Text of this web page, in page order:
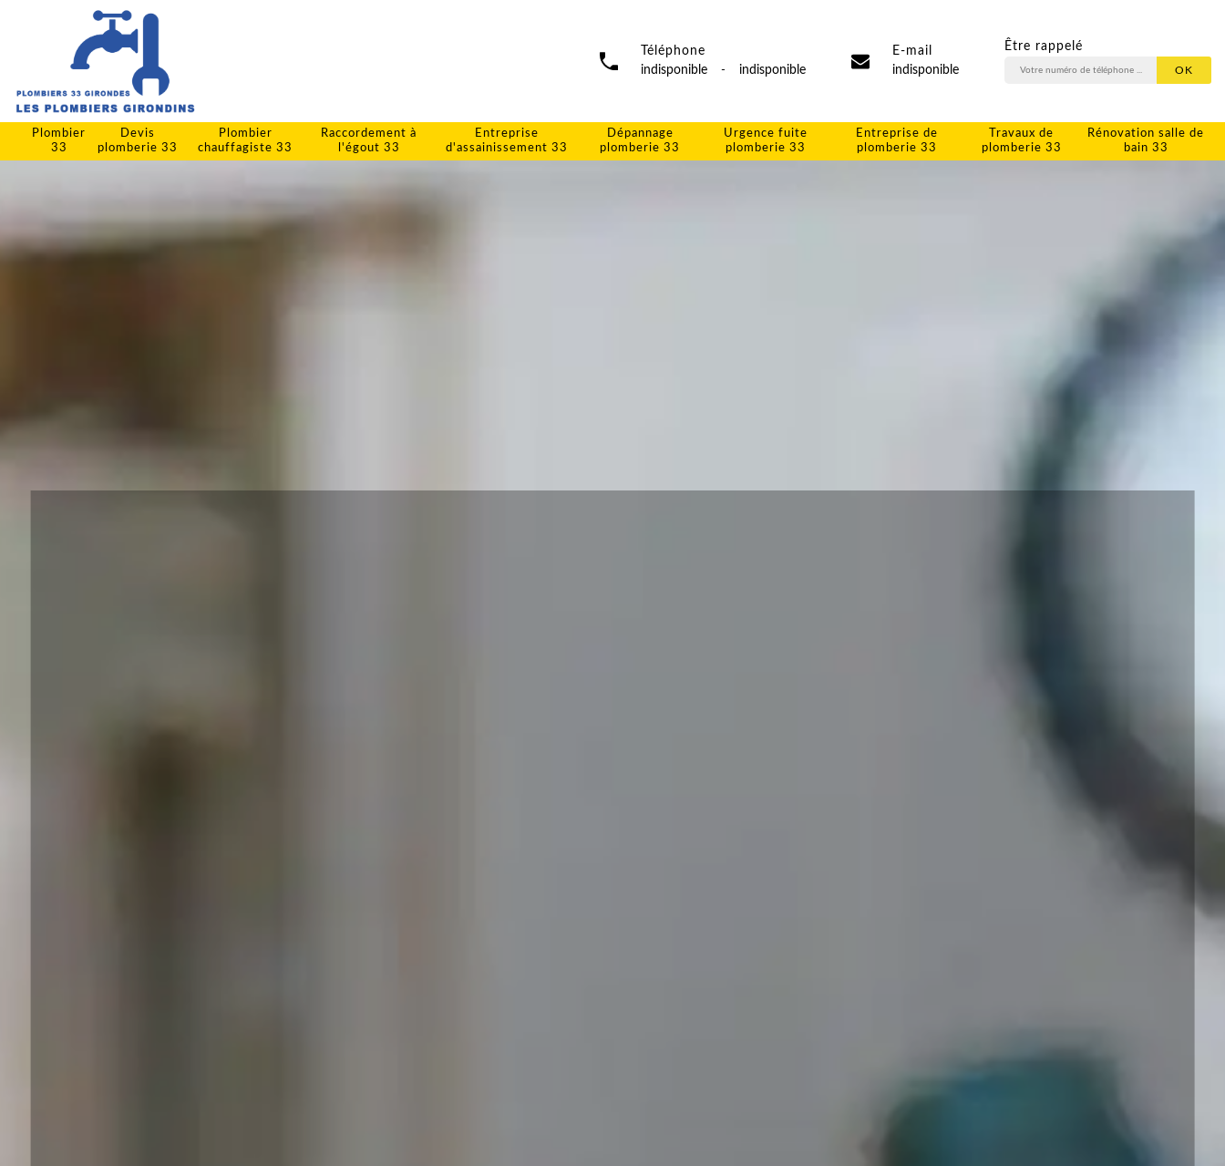
Téléphone
indisponible
- indisponible
E-mail
indisponible
Être rappelé
Plombier
33
Devis
plomberie 33
Plombier
chauffagiste 33
Raccordement à
l'égout 33
Entreprise
d'assainissement 33
Dépannage
plomberie 33
Urgence fuite
plomberie 33
Entreprise de
plomberie 33
Travaux de
plomberie 33
Rénovation salle de
bain 33